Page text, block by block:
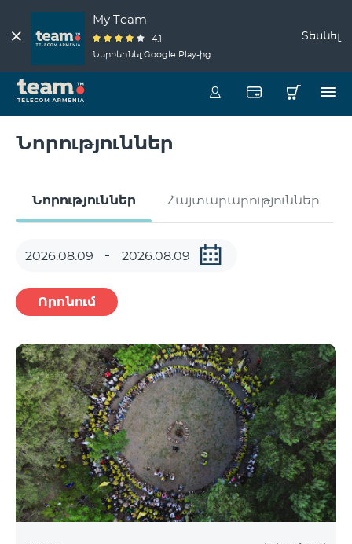
My Team
4.1
Ներբեռնել Google Play-ից
Տեսնել
Նորություններ
Նորություններ Հայտարարություններ
Որոնում